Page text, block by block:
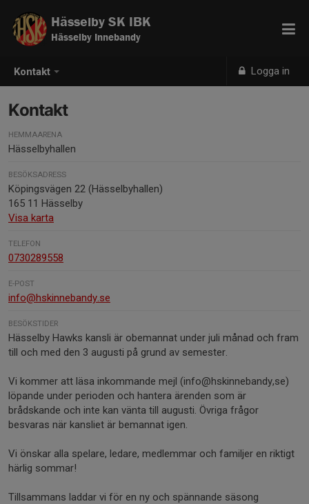
Kontakt Logga in
Hässelby SK IBK
Hässelby Innebandy
Kontakt
HEMMAARENA
Hässelbyhallen
BESÖKSADRESS
Köpingsvägen 22 (Hässelbyhallen)
165 11 Hässelby
Visa karta
TELEFON
0730289558
E-POST
info@hskinnebandy.se
BESÖKSTIDER
Hässelby Hawks kansli är obemannat under juli månad och fram
till och med den 3 augusti på grund av semester.
Vi kommer att läsa inkommande mejl (info@hskinnebandy,se)
löpande under perioden och hantera ärenden som är
brådskande och inte kan vänta till augusti. Övriga frågor
besvaras när kansliet är bemannat igen.
Vi önskar alla spelare, ledare, medlemmar och familjer en riktigt
härlig sommar!
Tillsammans laddar vi för en ny och spännande säsong